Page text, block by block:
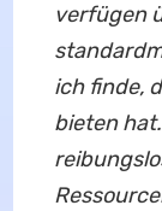
verfügen
ich finde,
bieten